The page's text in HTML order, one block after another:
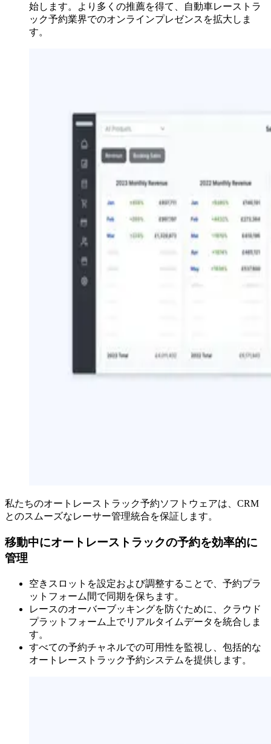
始します。より多くの推薦を得て、自動車レーストラ
ック予約業界でのオンラインプレゼンスを拡大しま
す。
私たちのオートレーストラック予約ソフトウェアは、CRM
とのスムーズなレーサー管理統合を保証します。
移動中にオートレーストラックの予約を効率的に
管理
空きスロットを設定および調整することで、予約プラ
ットフォーム間で同期を保ちます。
レースのオーバーブッキングを防ぐために、クラウド
プラットフォーム上でリアルタイムデータを統合しま
す。
すべての予約チャネルでの可用性を監視し、包括的な
オートレーストラック予約システムを提供します。